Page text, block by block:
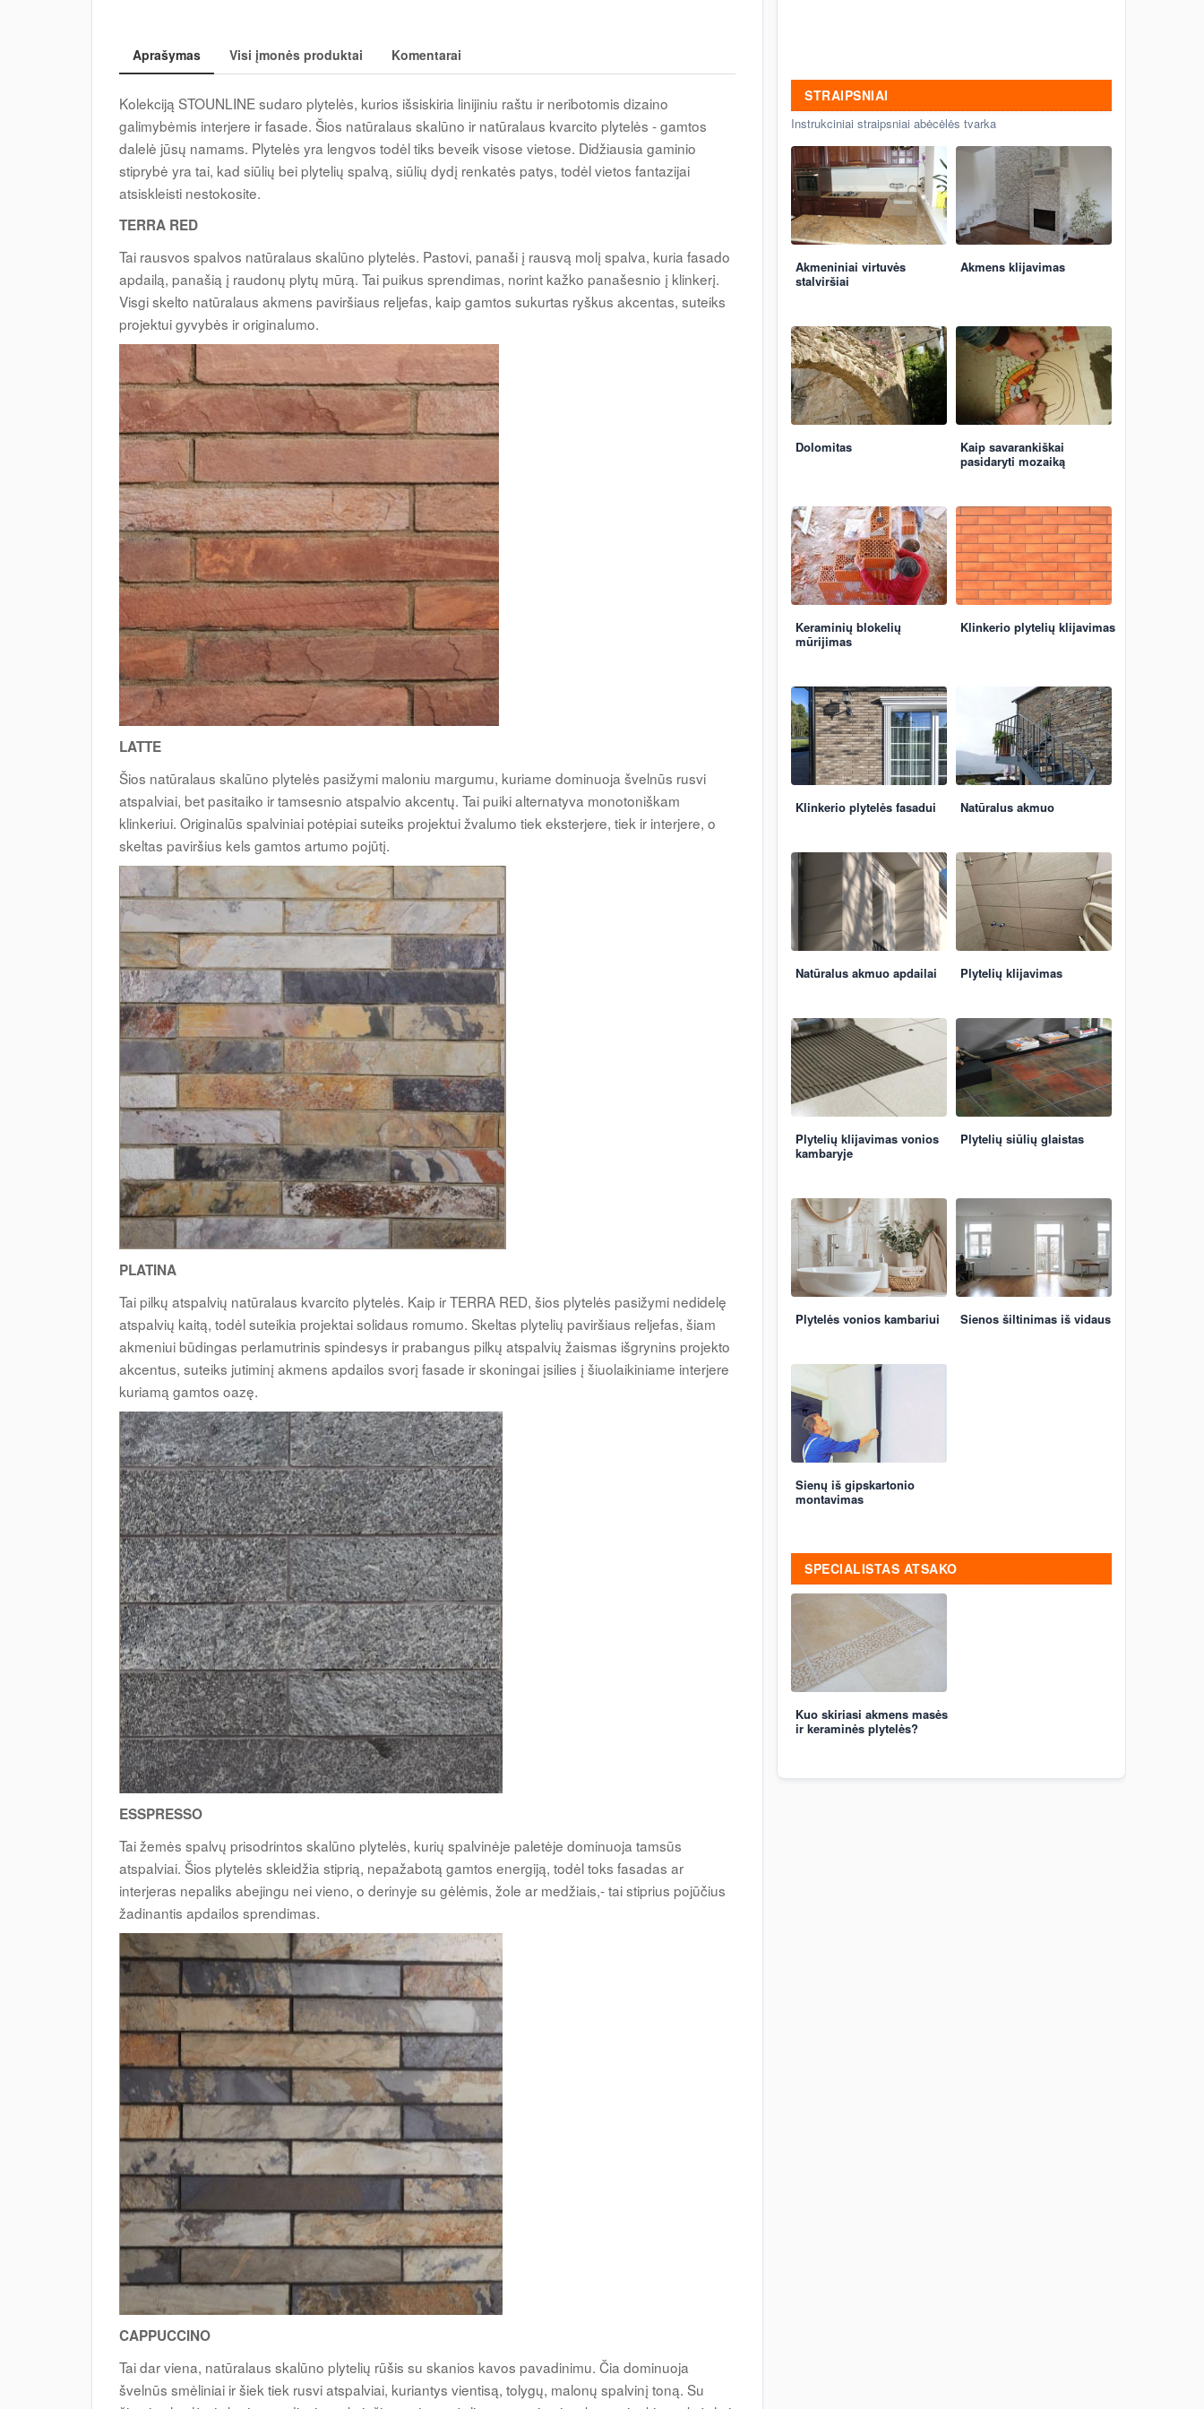
Aprašymas Visi įmonės produktai Komentarai
Kolekciją STOUNLINE sudaro plytelės, kurios išsiskiria linijiniu raštu ir neribotomis dizaino
galimybėmis interjere ir fasade. Šios natūralaus skalūno ir natūralaus kvarcito plytelės - gamtos
dalelė jūsų namams. Plytelės yra lengvos todėl tiks beveik visose vietose. Didžiausia gaminio
stiprybė yra tai, kad siūlių bei plytelių spalvą, siūlių dydį renkatės patys, todėl vietos fantazijai
atsiskleisti nestokosite.
TERRA RED
Tai rausvos spalvos natūralaus skalūno plytelės. Pastovi, panaši į rausvą molį spalva, kuria fasado
apdailą, panašią į raudonų plytų mūrą. Tai puikus sprendimas, norint kažko panašesnio į klinkerį.
Visgi skelto natūralaus akmens paviršiaus reljefas, kaip gamtos sukurtas ryškus akcentas, suteiks
projektui gyvybės ir originalumo.
LATTE
Šios natūralaus skalūno plytelės pasižymi maloniu margumu, kuriame dominuoja švelnūs rusvi
atspalviai, bet pasitaiko ir tamsesnio atspalvio akcentų. Tai puiki alternatyva monotoniškam
klinkeriui. Originalūs spalviniai potėpiai suteiks projektui žvalumo tiek eksterjere, tiek ir interjere, o
skeltas paviršius kels gamtos artumo pojūtį.
PLATINA
Tai pilkų atspalvių natūralaus kvarcito plytelės. Kaip ir TERRA RED, šios plytelės pasižymi nedidelę
atspalvių kaitą, todėl suteikia projektai solidaus romumo. Skeltas plytelių paviršiaus reljefas, šiam
akmeniui būdingas perlamutrinis spindesys ir prabangus pilkų atspalvių žaismas išgrynins projekto
akcentus, suteiks jutiminį akmens apdailos svorį fasade ir skoningai įsilies į šiuolaikiniame interjere
kuriamą gamtos oazę.
ESSPRESSO
Tai žemės spalvų prisodrintos skalūno plytelės, kurių spalvinėje paletėje dominuoja tamsūs
atspalviai. Šios plytelės skleidžia stiprią, nepažabotą gamtos energiją, todėl toks fasadas ar
interjeras nepaliks abejingu nei vieno, o derinyje su gėlėmis, žole ar medžiais,- tai stiprius pojūčius
žadinantis apdailos sprendimas.
CAPPUCCINO
Tai dar viena, natūralaus skalūno plytelių rūšis su skanios kavos pavadinimu. Čia dominuoja
švelnūs smėliniai ir šiek tiek rusvi atspalviai, kuriantys vientisą, tolygų, malonų spalvinį toną. Su
STRAIPSNIAI
Instrukciniai straipsniai abėcėlės tvarka
Akmeniniai virtuvės
stalviršiai
Akmens klijavimas
Dolomitas
Kaip savarankiškai
pasidaryti mozaiką
Keraminių blokelių
mūrijimas
Klinkerio plytelių klijavimas
Klinkerio plytelės fasadui Natūralus akmuo
Natūralus akmuo apdailai Plytelių klijavimas
Plytelių klijavimas vonios
kambaryje
Plytelių siūlių glaistas
Plytelės vonios kambariui Sienos šiltinimas iš vidaus
Sienų iš gipskartonio
montavimas
SPECIALISTAS ATSAKO
Kuo skiriasi akmens masės
ir keraminės plytelės?